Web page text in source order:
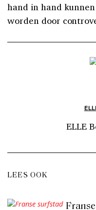
hand in hand
worden door
ELLE
LEES OOK